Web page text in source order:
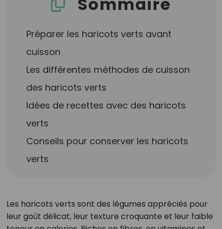
Préparer les haricots verts avant
cuisson
Les différentes méthodes de cuisson
des haricots verts
Idées de recettes avec des haricots
verts
Conseils pour conserver les haricots
verts
Les haricots verts sont des légumes appréciés pour
leur goût délicat, leur texture croquante et leur faible